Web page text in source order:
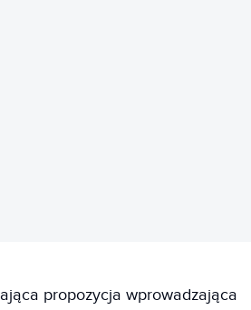
propozycja wprowadzająca